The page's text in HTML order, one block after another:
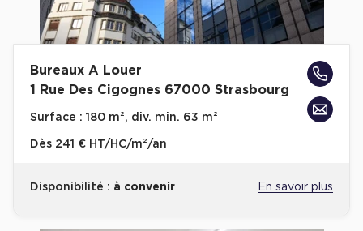
Bureaux A Louer
1 Rue Des Cigognes 67000 Strasbourg
Surface : 180 m², div. min. 63 m²
Dès 241 € HT/HC/m²/an
Disponibilité : à convenir En savoir plus